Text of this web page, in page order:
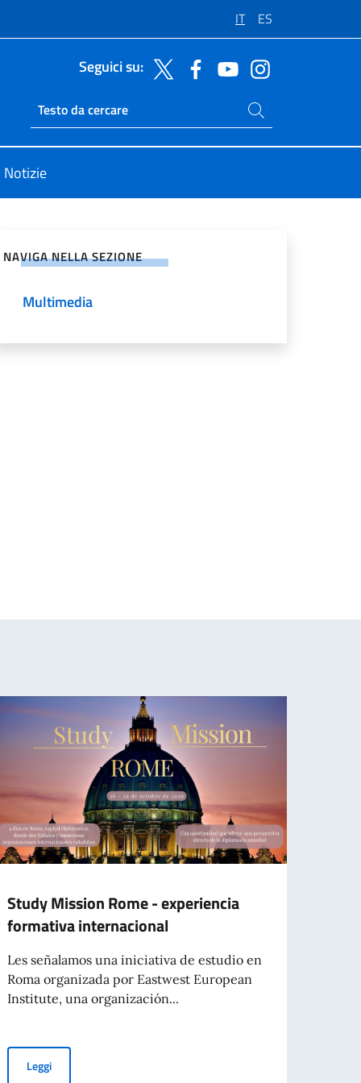
IT ES
Seguici su:
Ricerca sito live
Cerca nel sito
Notizie
NAVIGA NELLA SEZIONE
Multimedia
Study Mission Rome - experiencia
formativa internacional
Les señalamos una iniciativa de estudio en
Roma organizada por Eastwest European
Institute, una organización...
LeggiStudy Mission Rome - experiencia formativa internacional